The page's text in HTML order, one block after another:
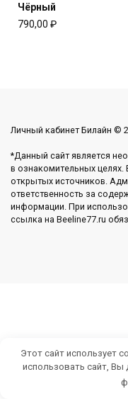
Чёрный
790,00 ₽
Личный кабинет Билайн ©
*Данный сайт является
в ознакомительных
открытых источников.
ответственность за
информации. При
ссылка на Beeline77.ru
Этот сайт использует
использовать сайт, Вы